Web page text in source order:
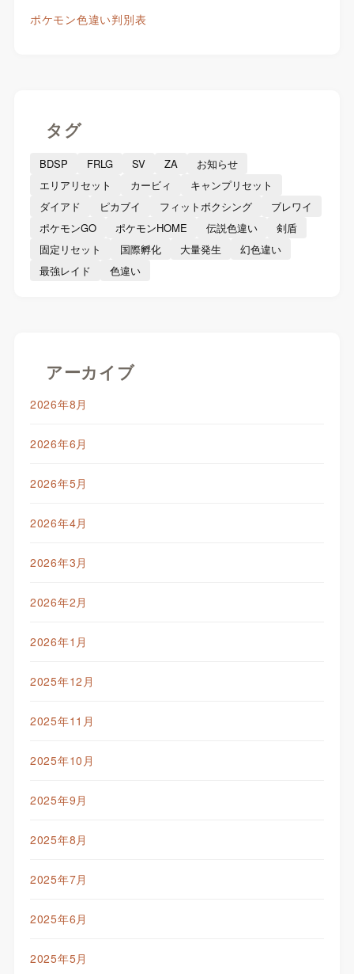
ポケモン色違い判別表
タグ
BDSP FRLG SV ZA
お知らせ
エリアリセット
カービィ
キャンプリセット
ダイアド
ピカブイ フィットボクシング
ブレワイ
ポケモンGO
ポケモンHOME 伝説色違い
剣盾
固定リセット
国際孵化 大量発生
幻色違い
最強レイド
色違い
アーカイブ
2026年8月
2026年6月
2026年5月
2026年4月
2026年3月
2026年2月
2026年1月
2025年12月
2025年11月
2025年10月
2025年9月
2025年8月
2025年7月
2025年6月
2025年5月